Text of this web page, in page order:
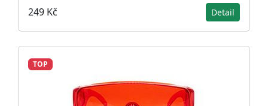
249 Kč Detail
TOP